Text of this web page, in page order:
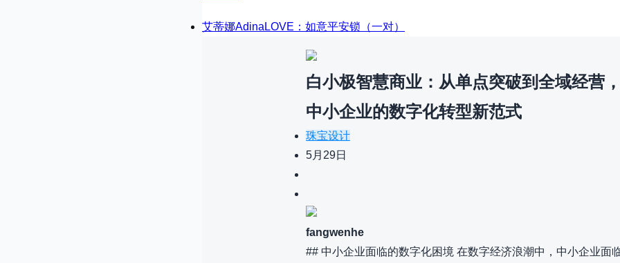
艾蒂娜AdinaLOVE：如意平安锁（一对）
白小极智慧商业：从单点突破到全域经营
中小企业的数字化转型新范式
珠宝设计
5月29日
fangwenhe
## 中小企业面临的数字化困境 在数字经济浪潮中，中小企业面